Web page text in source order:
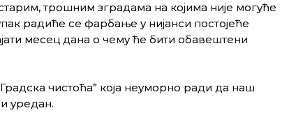
трошним зградама на којима није могуће
радиће се фарбање у нијанси постојеће
месец дана о чему ће бити обавештени
чистоћа” која неуморно ради да наш
уредан.